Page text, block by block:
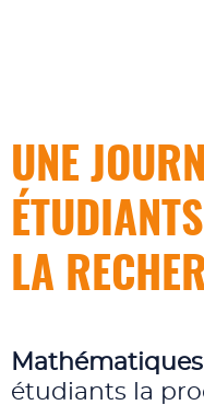
UNE
LA
étudiants la